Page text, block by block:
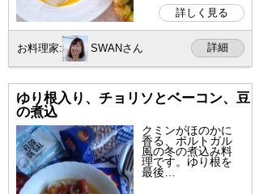
詳しく見る
お料理家: SWANさん 詳細
ゆり根入り、チョリソとベーコン、豆
の煮込
クミンがほのかに
香る、ポルトガル
風の冬の煮込み料
理です。ゆり根を
最後…